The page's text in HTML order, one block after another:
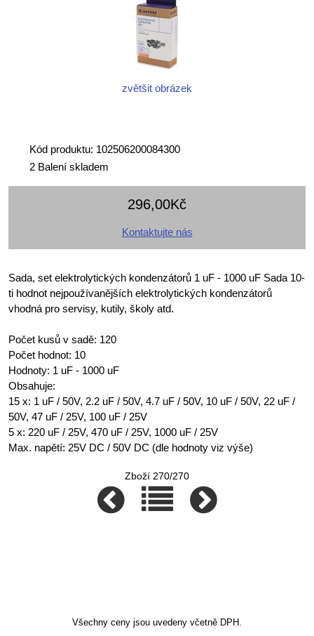
zvětšit obrázek
Kód produktu: 102506200084300
2 Balení skladem
296,00Kč
Kontaktujte nás
Sada, set elektrolytických kondenzátorů 1 uF - 1000 uF Sada 10-
ti hodnot nejpoužívanějších elektrolytických kondenzátorů
vhodná pro servisy, kutily, školy atd.
Počet kusů v sadě: 120
Počet hodnot: 10
Hodnoty: 1 uF - 1000 uF
Obsahuje:
15 x: 1 uF / 50V, 2.2 uF / 50V, 4.7 uF / 50V, 10 uF / 50V, 22 uF /
50V, 47 uF / 25V, 100 uF / 25V
5 x: 220 uF / 25V, 470 uF / 25V, 1000 uF / 25V
Max. napětí: 25V DC / 50V DC (dle hodnoty viz výše)
Zboží 270/270
Všechny ceny jsou uvedeny včetně DPH.